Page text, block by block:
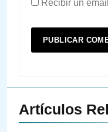
Recibir un
Artículos